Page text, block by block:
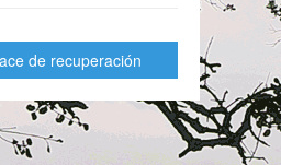
de recuperación